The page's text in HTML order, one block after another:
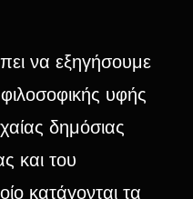
να εξηγήσουμε
υφής
δημόσιας
και του
κατάγονται τα